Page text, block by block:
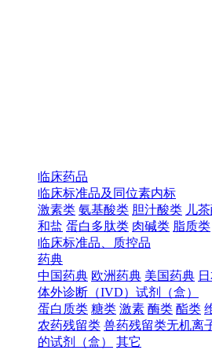
临床药品
临床标准品及同位素内标
激素类 氨基酸类 胆汁酸类 儿
和盐 蛋白多肽类 肉碱类 脂质类
临床标准品、质控品
药典
中国药典 欧洲药典 美国药典
体外诊断（IVD）试剂（盒）
蛋白质类 糖类 激素 酶类 酯类
农药残留类 兽药残留类无机离
的试剂（盒）
其它